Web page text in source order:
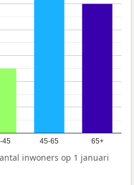
45 45-65 65+
inwoners op 1 januari